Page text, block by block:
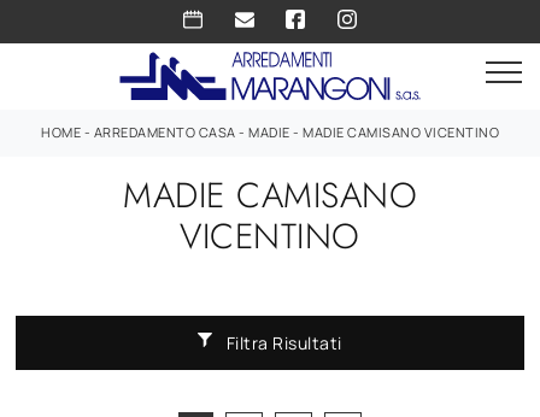
HOME - ARREDAMENTO CASA - MADIE - MADIE CAMISANO VICENTINO
MADIE CAMISANO
VICENTINO
Filtra Risultati